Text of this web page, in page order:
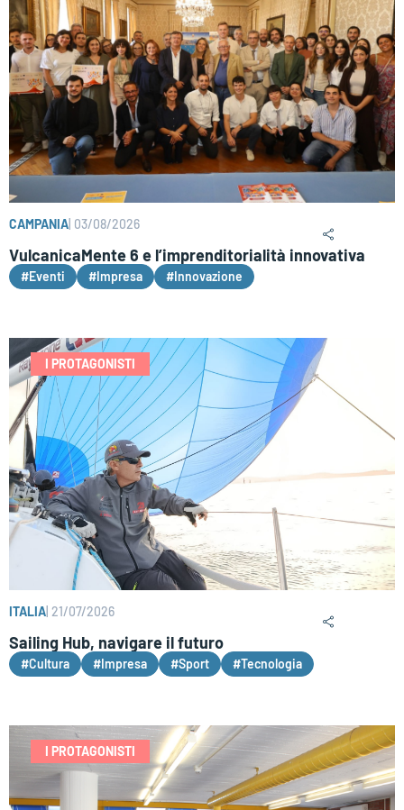
CAMPANIA 03/08/2026
VulcanicaMente 6 e l’imprenditorialità innovativa
#Eventi #Impresa #Innovazione
I PROTAGONISTI
ITALIA 21/07/2026
Sailing Hub, navigare il futuro
#Cultura #Impresa #Sport #Tecnologia
I PROTAGONISTI